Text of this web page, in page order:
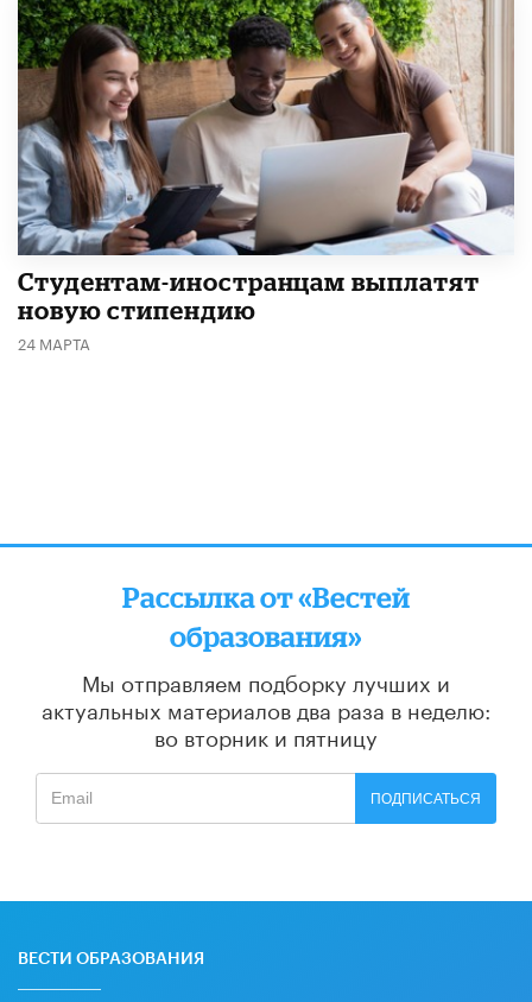
Студентам-иностранцам выплатят
новую стипендию
24 МАРТА
Рассылка от «Вестей
образования»
Мы отправляем подборку лучших и
актуальных материалов два раза в неделю:
во вторник и пятницу
ПОДПИСАТЬСЯ
ВЕСТИ ОБРАЗОВАНИЯ